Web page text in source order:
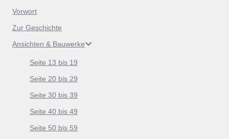
Vorwort
Zur Geschichte
Ansichten & Bauwerke
Seite 13 bis 19
Seite 20 bis 29
Seite 30 bis 39
Seite 40 bis 49
Seite 50 bis 59